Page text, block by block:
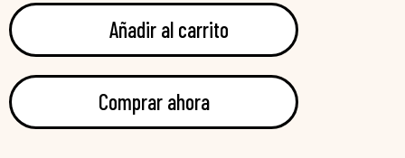
Añadir al carrito
Comprar ahora